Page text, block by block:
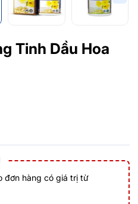
Tinh Dầu Hoa
đơn hàng có giá trị từ